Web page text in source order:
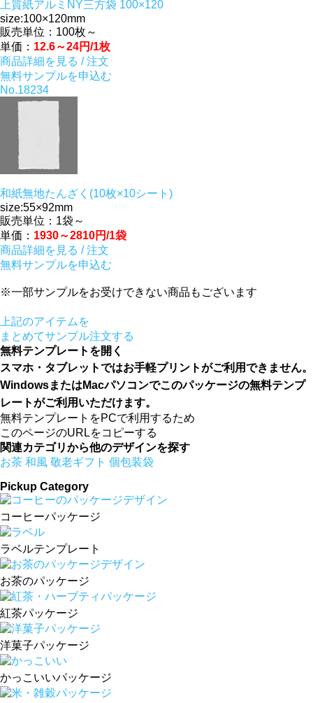
上質紙アルミNY三方袋 100×120
size:100×120mm
販売単位：100枚～
単価： 12.6～24円/1枚
商品詳細を見る / 注文
無料サンプルを申込む
No.18234
和紙無地たんざく(10枚×10シート)
size:55×92mm
販売単位：1袋～
単価： 1930～2810円/1袋
商品詳細を見る / 注文
無料サンプルを申込む
※一部サンプルをお受けできない商品もございます
上記のアイテムを
まとめてサンプル注文する
無料テンプレートを開く
スマホ・タブレットではお手軽プリントがご利用できません。
WindowsまたはMacパソコンでこのパッケージの無料テンプ
レートがご利用いただけます。
無料テンプレートをPCで利用するため
このページのURLをコピーする
関連カテゴリから他のデザインを探す
お茶 和風 敬老ギフト 個包装袋
Pickup Category
コーヒーパッケージ
ラベルテンプレート
お茶のパッケージ
紅茶パッケージ
洋菓子パッケージ
かっこいいパッケージ